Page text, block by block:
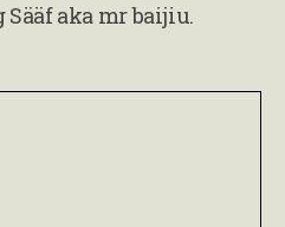
aka mr baijiu.